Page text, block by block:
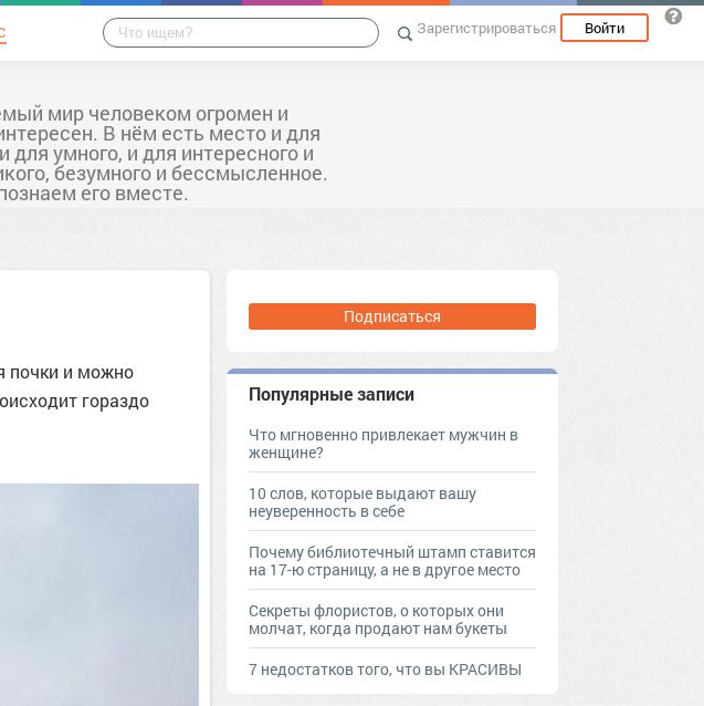
Зарегистрироваться Войти
мир человеком огромен и
В нём есть место и для
для умного, и для интересного и
безумного и бессмысленное.
его вместе.
почки и можно
гораздо
Подписаться
Популярные записи
Что мгновенно привлекает мужчин в
женщине?
10 слов, которые выдают вашу
неуверенность в себе
Почему библиотечный штамп ставится
на 17-ю страницу, а не в другое место
Секреты флористов, о которых они
молчат, когда продают нам букеты
7 недостатков того, что вы КРАСИВЫ